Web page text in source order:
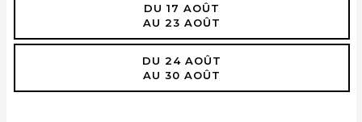
DU 17 AOÛT
AU 23 AOÛT
DU 24 AOÛT
AU 30 AOÛT